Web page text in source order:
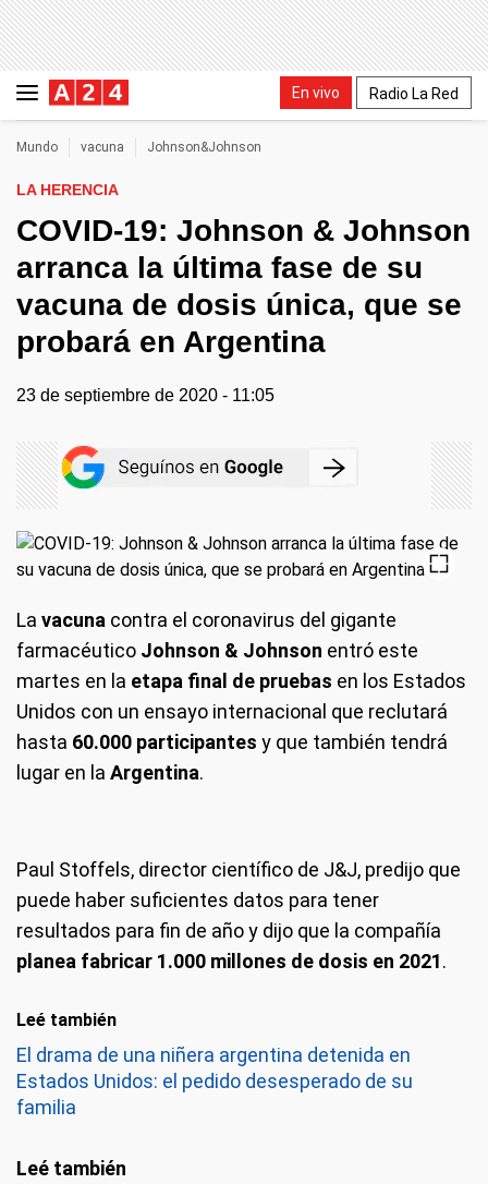
En vivo Radio La Red
Mundo vacuna Johnson&Johnson
LA HERENCIA
COVID-19: Johnson & Johnson
arranca la última fase de su
vacuna de dosis única, que se
probará en Argentina
23 de septiembre de 2020 - 11:05
La vacuna contra el coronavirus del gigante
farmacéutico Johnson & Johnson entró este
martes en la etapa final de pruebas en los Estados
Unidos con un ensayo internacional que reclutará
hasta 60.000 participantes y que también tendrá
lugar en la Argentina.
Paul Stoffels, director científico de J&J, predijo que
puede haber suficientes datos para tener
resultados para fin de año y dijo que la compañía
planea fabricar 1.000 millones de dosis en 2021.
Leé también
El drama de una niñera argentina detenida en
Estados Unidos: el pedido desesperado de su
familia